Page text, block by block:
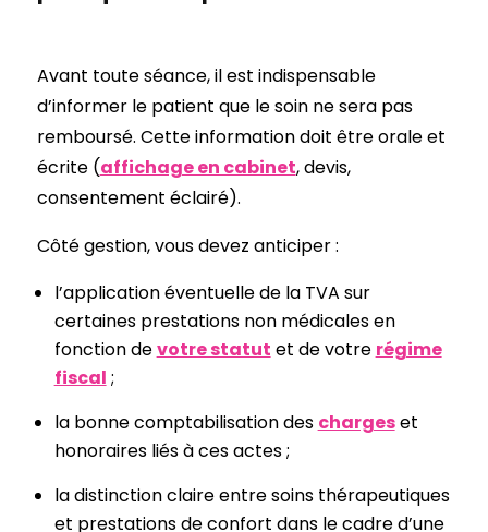
Avant toute séance, il est indispensable
d’informer le patient que le soin ne sera pas
remboursé. Cette information doit être orale et
écrite (affichage en cabinet, devis,
consentement éclairé).
Côté gestion, vous devez anticiper :
l’application éventuelle de la TVA sur
certaines prestations non médicales en
fonction devotre statut et de votre régime
fiscal ;
la bonne comptabilisation des chargeset
honoraires liés à ces actes ;
la distinction claire entre soins thérapeutiques
et prestations de confort dans le cadre d’une